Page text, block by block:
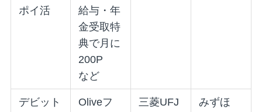
ポイ活
給与・年
金受取特
典で月に
200P
など
デビット
Oliveフ
三菱UFJ
みずほ